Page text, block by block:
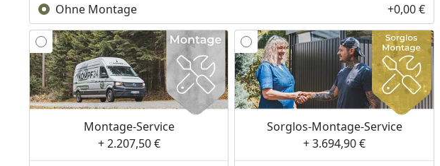
Ohne Montage +0,00 €
Montage-Service
+ 2.207,50 €
Sorglos-Montage-Service
+ 3.694,90 €